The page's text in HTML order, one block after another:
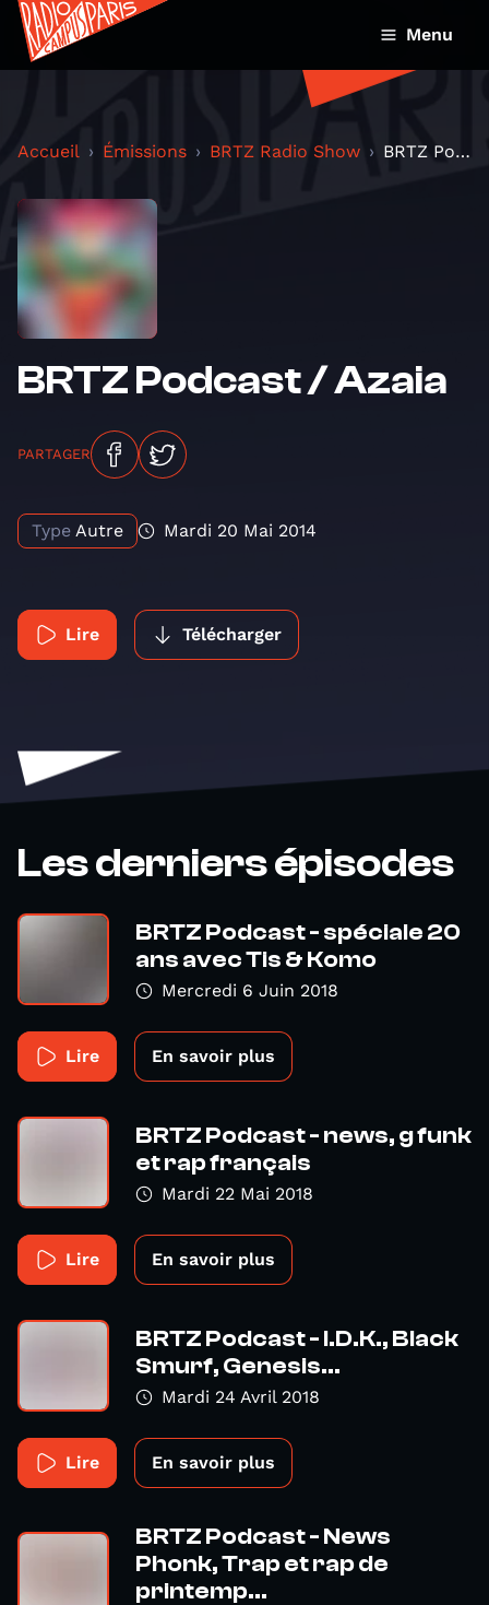
Menu
Accueil Émissions BRTZ Radio Show BRTZ Podcast / Azaia
BRTZ Podcast / Azaia
PARTAGER
Type Autre Mardi 20 Mai 2014
Lire Télécharger
Les derniers épisodes
BRTZ Podcast - spéciale 20
ans avec Tis & Komo
Mercredi 6 Juin 2018
Lire En savoir plus
BRTZ Podcast - news, g funk
et rap français
Mardi 22 Mai 2018
Lire En savoir plus
BRTZ Podcast - I.D.K., Black
Smurf, Genesis...
Mardi 24 Avril 2018
Lire En savoir plus
BRTZ Podcast - News
Phonk, Trap et rap de
printemp...